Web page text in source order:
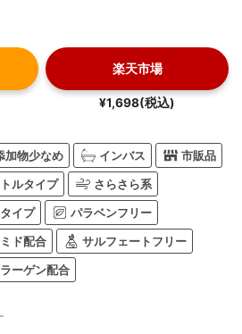
楽天市場
¥1,698(税込)
加物少なめ インバス 市販品
ルタイプ さらさら系
イプ パラベンフリー
ド配合 サルフェートフリー
ーゲン配合
-